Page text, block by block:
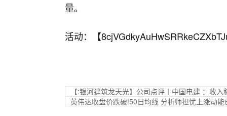
量。
活动：【
【:银河建筑龙天光】公司点评丨中国电建 ：收
英伟达收盘价跌破!50日均线 分析师担忧上涨动能